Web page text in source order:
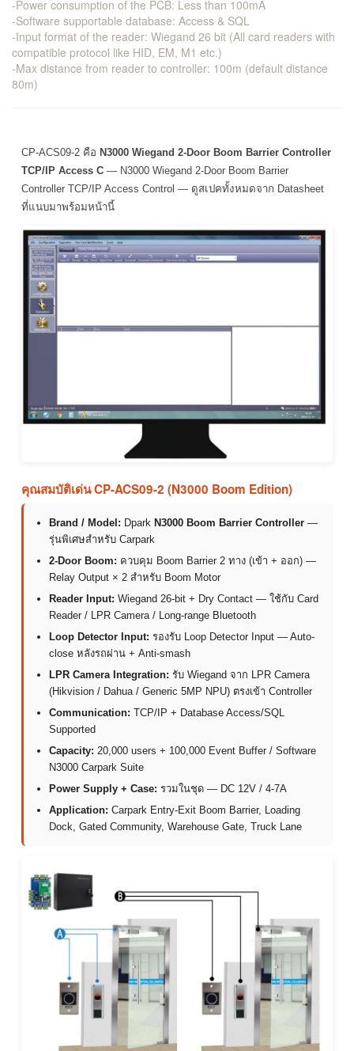
-Power consumption of the PCB: Less than 100mA
-Software supportable database: Access & SQL
-Input format of the reader: Wiegand 26 bit (All card readers with
compatible protocol like HID, EM, M1 etc.)
-Max distance from reader to controller: 100m (default distance
80m)
CP-ACS09-2 คือ N3000 Wiegand 2-Door Boom Barrier Controller
TCP/IP Access C — N3000 Wiegand 2-Door Boom Barrier
Controller TCP/IP Access Control — ดูสเปคทั้งหมดจาก Datasheet
ที่แนบมาพร้อมหน้านี้
คุณสมบัติเด่น CP-ACS09-2 (N3000 Boom Edition)
Brand / Model: Dpark N3000 Boom Barrier Controller —
รุ่นพิเศษสำหรับ Carpark
2-Door Boom: ควบคุม Boom Barrier 2 ทาง (เข้า + ออก) —
Relay Output × 2 สำหรับ Boom Motor
Reader Input: Wiegand 26-bit + Dry Contact — ใช้กับ Card
Reader / LPR Camera / Long-range Bluetooth
Loop Detector Input: รองรับ Loop Detector Input — Auto-
close หลังรถผ่าน + Anti-smash
LPR Camera Integration: รับ Wiegand จาก LPR Camera
(Hikvision / Dahua / Generic 5MP NPU) ตรงเข้า Controller
Communication: TCP/IP + Database Access/SQL
Supported
Capacity: 20,000 users + 100,000 Event Buffer / Software
N3000 Carpark Suite
Power Supply + Case: รวมในชุด — DC 12V / 4-7A
Application: Carpark Entry-Exit Boom Barrier, Loading
Dock, Gated Community, Warehouse Gate, Truck Lane